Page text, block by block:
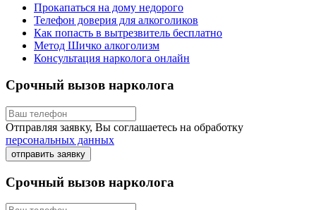
Прокапаться на дому недорого
Телефон доверия для алкоголиков
Как попасть в вытрезвитель бесплатно
Метод Шичко алкоголизм
Консультация нарколога онлайн
Срочный вызов нарколога
Отправляя заявку, Вы соглашаетесь на обработку
персональных данных
отправить заявку
Срочный вызов нарколога